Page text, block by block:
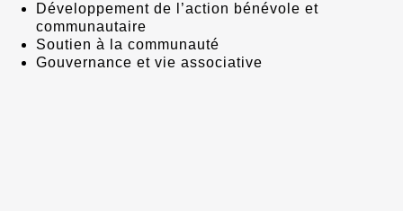
Développement de l’action bénévole et
communautaire
Soutien à la communauté
Gouvernance et vie associative